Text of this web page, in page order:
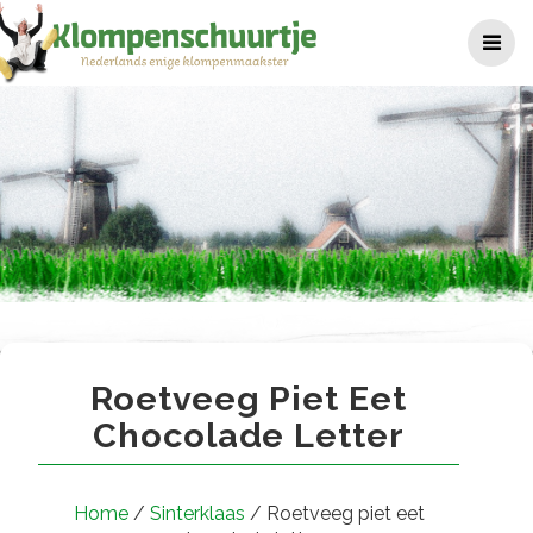
naar
de
Roetveeg piet eet
Roetveeg Piet Eet
Chocolade Letter
Home/ Sinterklaas / Roetveeg piet eet